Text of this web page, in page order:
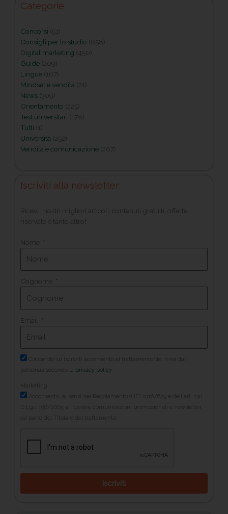
Categorie
Concorsi (51)
Consigli per lo studio (658)
Digital marketing (450)
Guide (209)
Lingue (167)
Mindset e vendita (21)
News (309)
Orientamento (225)
Test universitari (178)
Tutti (1)
Università (252)
Vendita e comunicazione (207)
Iscriviti alla newsletter
Ricevi i nostri migliori articoli, contenuti gratuiti, offerte
riservate e tanto altro!
Nome
Cognome
Email
privacy policy
Acconsento, ai sensi del Regolamento (UE) 2016/679 e dell'art. 130
D.Lgs. 196/2003, a ricevere comunicazioni promozionali e newsletter
Iscriviti